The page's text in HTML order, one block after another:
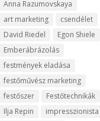
Anna Razumovskaya
art marketing
csendélet
David Riedel
Egon Shiele
Emberábrázolás
festmények eladása
festőművész marketing
festőszer
Festőtechnikák
Ilja Repin
impresszionista